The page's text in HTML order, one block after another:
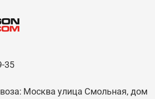
35
Москва улица Смольная, дом